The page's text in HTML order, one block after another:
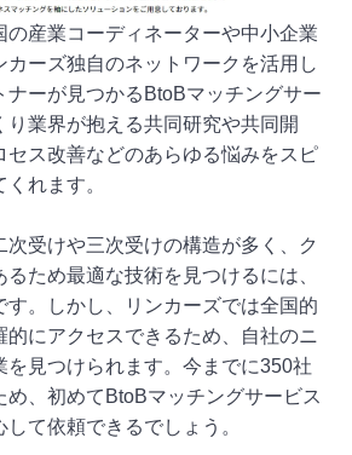
の産業コーディネーターや中小企業
カーズ独自のネットワークを活用し
ナーが見つかるBtoBマッチングサー
り業界が抱える共同研究や共同開
セス改善などのあらゆる悩みをスピ
れます。
次受けや三次受けの構造が多く、ク
ため最適な技術を見つけるには、
す。しかし、リンカーズでは全国的
的にアクセスできるため、自社のニ
を見つけられます。今までに350社
め、初めてBtoBマッチングサービス
て依頼できるでしょう。